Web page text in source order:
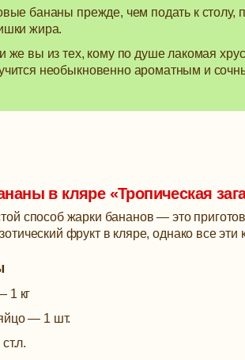
бананы прежде, чем подать к столу,
жира.
же вы из тех, кому по душе лакомая
необыкновенно ароматным и
в кляре «Тропическая
способ жарки бананов — это
фрукт в кляре, однако все
1 кг
— 1 шт.